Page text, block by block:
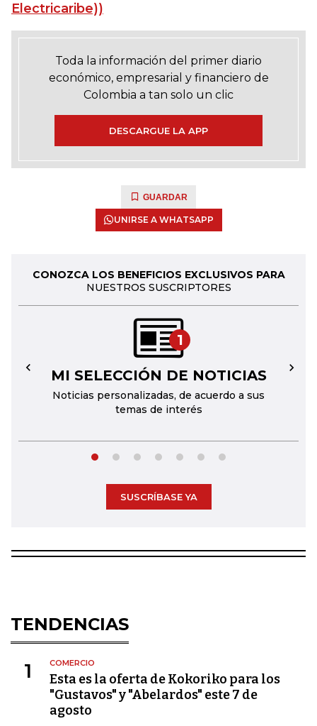
Electricaribe))
Toda la información del primer diario
económico, empresarial y financiero de
Colombia a tan solo un clic
DESCARGUE LA APP
GUARDAR
UNIRSE A WHATSAPP
CONOZCA LOS BENEFICIOS EXCLUSIVOS PARA
NUESTROS SUSCRIPTORES
1
MI SELECCIÓN DE NOTICIAS
Noticias personalizadas, de acuerdo a sus
temas de interés
← →
SUSCRÍBASE YA
TENDENCIAS
1 COMERCIO
Esta es la oferta de Kokoriko para los
"Gustavos" y "Abelardos" este 7 de
agosto